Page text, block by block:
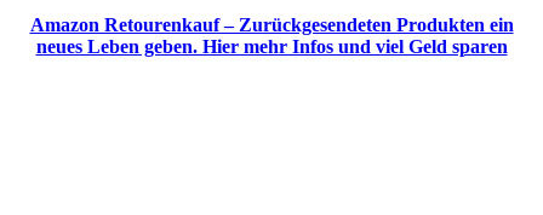
Amazon Retourenkauf – Zurückgesendeten Produkten ein
neues Leben geben. Hier mehr Infos und viel Geld sparen